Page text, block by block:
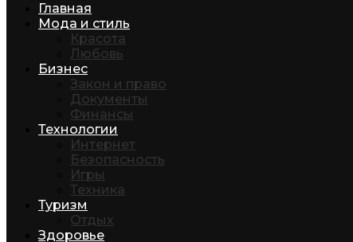
Главная
Мода и стиль
Красота
Любовь
Бизнес
Закон и право
Документы
Финансы
Технологии
Интернет
Безопасность
Игры
Техника
Туризм
Отдых
Здоровье